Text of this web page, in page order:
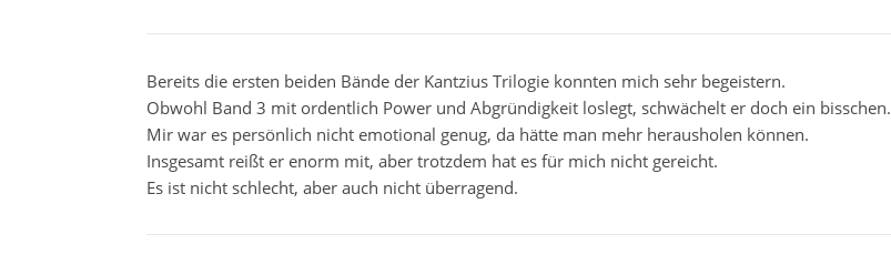
Bereits die ersten beiden Bände der Kantzius Trilogie konnten mich sehr begeistern.
Obwohl Band 3 mit ordentlich Power und Abgründigkeit loslegt, schwächelt er doch ein bisschen.
Mir war es persönlich nicht emotional genug, da hätte man mehr herausholen können.
Insgesamt reißt er enorm mit, aber trotzdem hat es für mich nicht gereicht.
Es ist nicht schlecht, aber auch nicht überragend.